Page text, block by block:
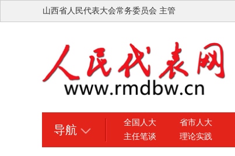
山西省人民代表大会常务委员会 主管
导航
全国人大 省市人大
主任笔谈
理论实践